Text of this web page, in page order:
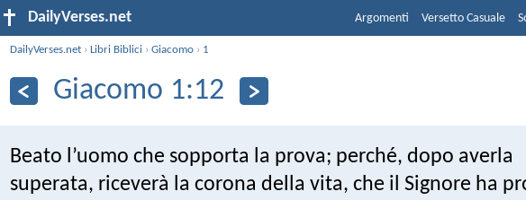
DailyVerses.net Argomenti Versetto Casuale
DailyVerses.net ›Libri Biblici ›Giacomo › 1
Giacomo 1:12
Beato l’uomo che sopporta la prova; perché, dopo averla
superata, riceverà la corona della vita, che il Signore ha